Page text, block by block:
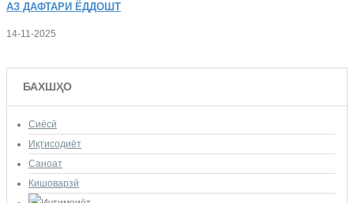
АЗ ДАФТАРИ ЁДДОШТ
14-11-2025
БАХШҲО
Сиёсӣ
Иқтисодиёт
Саноат
Кишоварзӣ